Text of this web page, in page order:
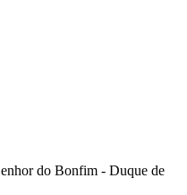
do Bonfim - Duque de